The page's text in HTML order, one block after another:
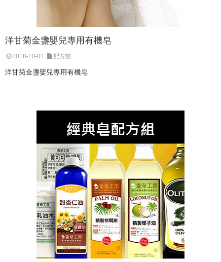
洋甘菊金盞嬰兒專用有機皂
2018-10-01 配方館
洋甘菊金盞嬰兒專用有機皂